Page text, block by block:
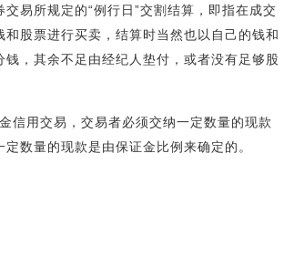
易所规定的“例行日”交割结算，即指在成交
股票进行买卖，结算时当然也以自己的钱和
，其余不足由经纪人垫付，或者没有足够股
信用交易，交易者必须交纳一定数量的现款
数量的现款是由保证金比例来确定的。